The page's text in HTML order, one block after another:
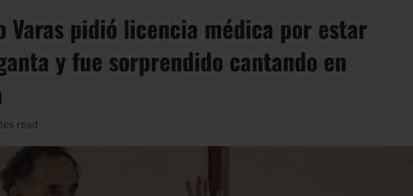
Varas pidió licencia médica por estar
y fue sorprendido cantando en
read